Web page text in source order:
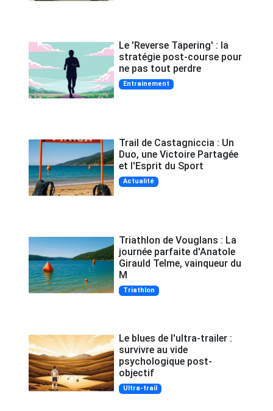
Le 'Reverse Tapering' : la
stratégie post-course pour
ne pas tout perdre
Entrainement
Trail de Castagniccia : Un
Duo, une Victoire Partagée
et l'Esprit du Sport
Actualité
Triathlon de Vouglans : La
journée parfaite d'Anatole
Girauld Telme, vainqueur du
M
Triathlon
Le blues de l'ultra-trailer :
survivre au vide
psychologique post-
objectif
Ultra-trail